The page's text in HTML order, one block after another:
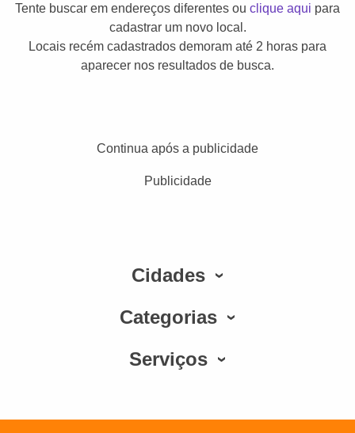
Tente buscar em endereços diferentes ou clique aqui para
cadastrar um novo local.
Locais recém cadastrados demoram até 2 horas para
aparecer nos resultados de busca.
Continua após a publicidade
Publicidade
Cidades
Categorias
Serviços